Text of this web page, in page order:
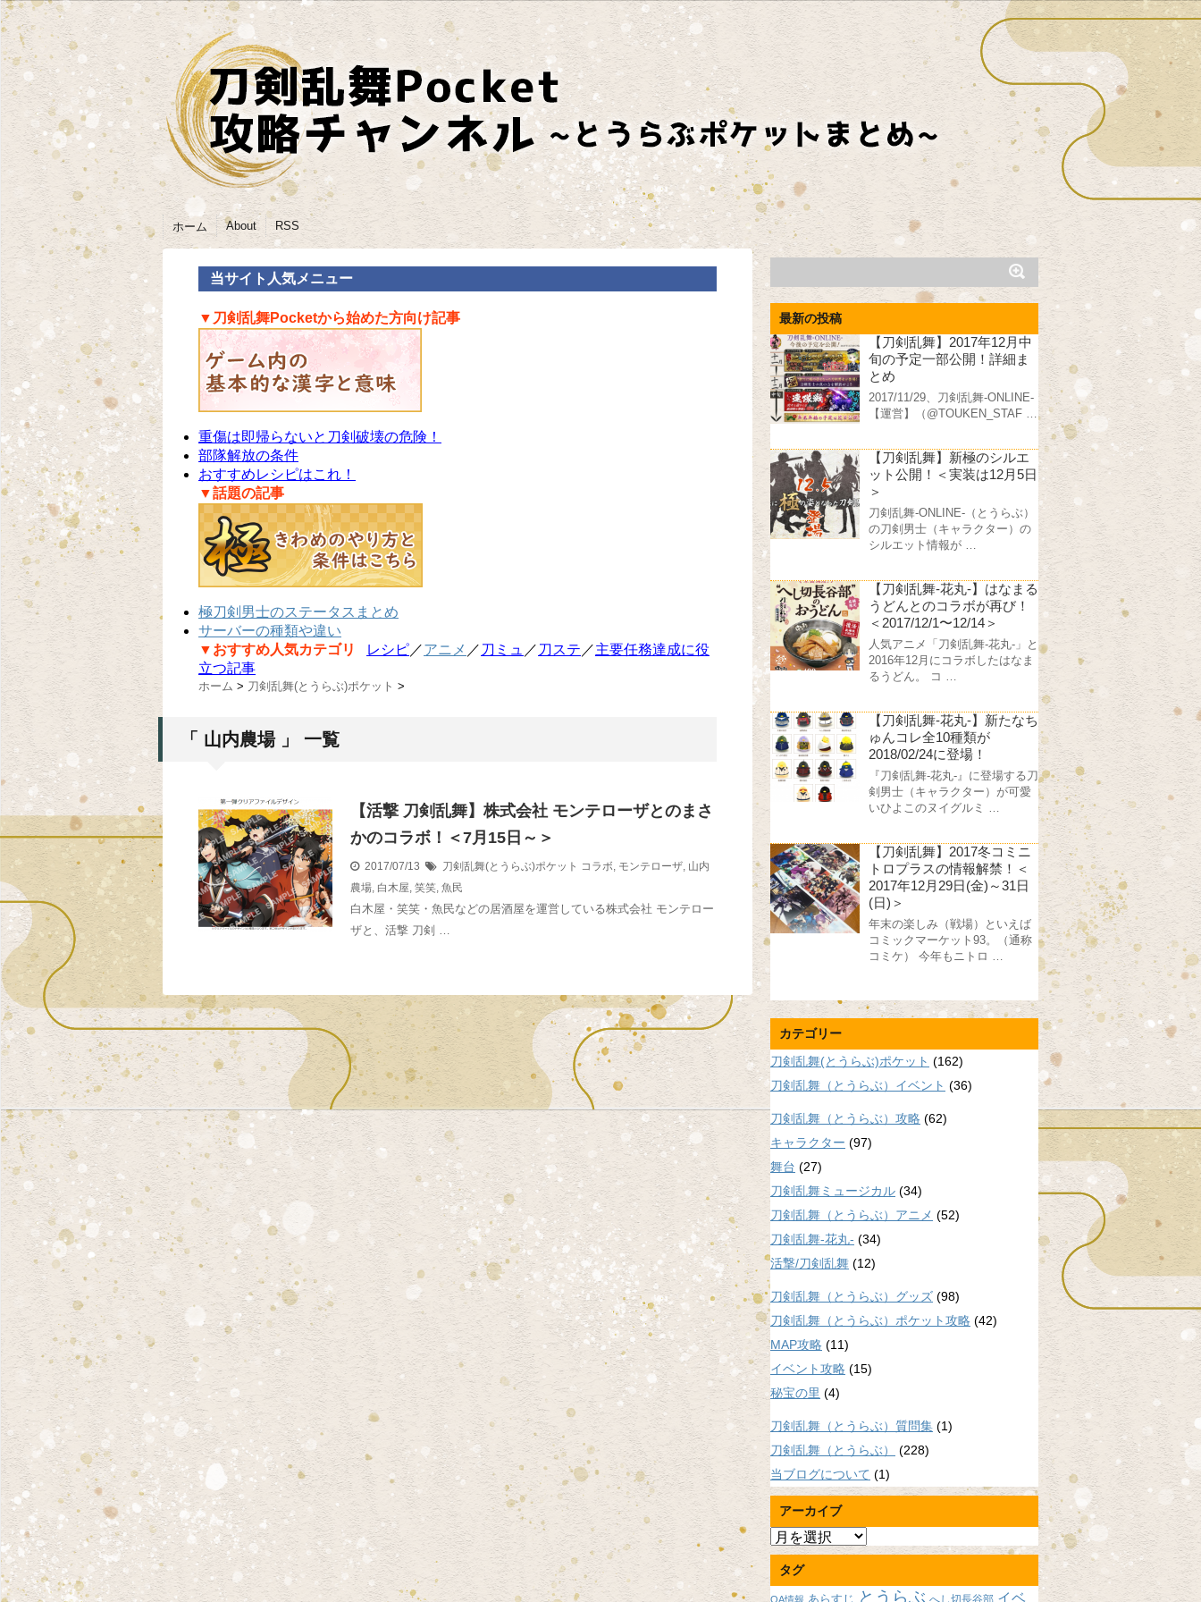
ホーム About RSS
当サイト人気メニュー
▼刀剣乱舞Pocketから始めた方向け記事
重傷は即帰らないと刀剣破壊の危険！
部隊解放の条件
おすすめレシピはこれ！
▼話題の記事
極刀剣男士のステータスまとめ
サーバーの種類や違い
▼おすすめ人気カテゴリ
レシピ／アニメ ／ 刀ミュ ／ 刀ステ ／主要任務達成に役
立つ記事
ホーム > 刀剣乱舞(とうらぶ)ポケット >
「 山内農場 」 一覧
【活撃 刀剣乱舞】株式会社 モンテローザとのまさ
かのコラボ！＜7月15日～＞
2017/07/13 刀剣乱舞(とうらぶ)ポケット コラボ, モンテローザ, 山内
農場, 白木屋, 笑笑, 魚民
白木屋・笑笑・魚民などの居酒屋を運営している株式会社 モンテロー
ザと、活撃 刀剣 …
最新の投稿
【刀剣乱舞】2017年12月中
旬の予定一部公開！詳細ま
とめ
2017/11/29、刀剣乱舞-ONLINE-
【運営】（@TOUKEN_STAF …
【刀剣乱舞】新極のシルエ
ット公開！＜実装は12月5日
＞
刀剣乱舞-ONLINE-（とうらぶ）
の刀剣男士（キャラクター）の
シルエット情報が …
【刀剣乱舞-花丸-】はなまる
うどんとのコラボが再び！
＜2017/12/1〜12/14＞
人気アニメ「刀剣乱舞-花丸-」と
2016年12月にコラボしたはなま
るうどん。 コ …
【刀剣乱舞-花丸-】新たなち
ゅんコレ全10種類が
2018/02/24に登場！
『刀剣乱舞-花丸-』に登場する刀
剣男士（キャラクター）が可愛
いひよこのヌイグルミ …
【刀剣乱舞】2017冬コミニ
トロプラスの情報解禁！＜
2017年12月29日(金)～31日
(日)＞
年末の楽しみ（戦場）といえば
コミックマーケット93。（通称
コミケ） 今年もニトロ …
カテゴリー
刀剣乱舞(とうらぶ)ポケット (162)
刀剣乱舞（とうらぶ）イベント (36)
刀剣乱舞（とうらぶ）攻略 (62)
キャラクター (97)
舞台 (27)
刀剣乱舞ミュージカル (34)
刀剣乱舞（とうらぶ）アニメ (52)
刀剣乱舞-花丸- (34)
活撃/刀剣乱舞 (12)
刀剣乱舞（とうらぶ）グッズ (98)
刀剣乱舞（とうらぶ）ポケット攻略 (42)
MAP攻略 (11)
イベント攻略 (15)
秘宝の里 (4)
刀剣乱舞（とうらぶ）質問集 (1)
刀剣乱舞（とうらぶ）
(228)
当ブログについて (1)
アーカイブ
ア
ー
カ
イ
タグ
OA情報 あらすじ とうらぶ へし切長谷部 イベ